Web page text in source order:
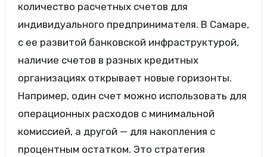
количество расчетных счетов для
индивидуального предпринимателя. В Самаре,
с ее развитой банковской инфраструктурой,
наличие счетов в разных кредитных
организациях открывает новые горизонты.
Например, один счет можно использовать для
операционных расходов с минимальной
комиссией, а другой — для накопления с
процентным остатком. Это стратегия